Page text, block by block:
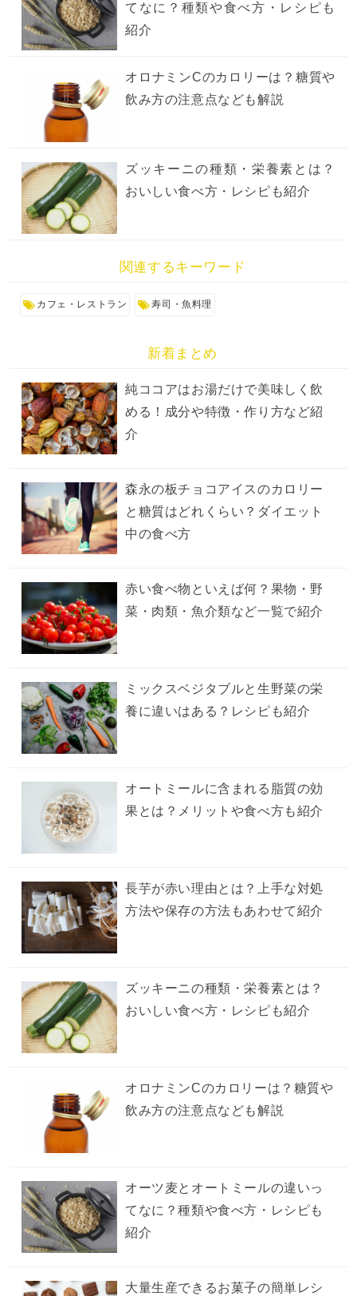
てなに？種類や食べ方・レシピも
紹介
オロナミンCのカロリーは？糖質や
飲み方の注意点なども解説
ズッキーニの種類・栄養素とは？
おいしい食べ方・レシピも紹介
関連するキーワード
カフェ・レストラン 寿司・魚料理
新着まとめ
純ココアはお湯だけで美味しく飲
める！成分や特徴・作り方など紹
介
森永の板チョコアイスのカロリー
と糖質はどれくらい？ダイエット
中の食べ方
赤い食べ物といえば何？果物・野
菜・肉類・魚介類など一覧で紹介
ミックスベジタブルと生野菜の栄
養に違いはある？レシピも紹介
オートミールに含まれる脂質の効
果とは？メリットや食べ方も紹介
長芋が赤い理由とは？上手な対処
方法や保存の方法もあわせて紹介
ズッキーニの種類・栄養素とは？
おいしい食べ方・レシピも紹介
オロナミンCのカロリーは？糖質や
飲み方の注意点なども解説
オーツ麦とオートミールの違いっ
てなに？種類や食べ方・レシピも
紹介
大量生産できるお菓子の簡単レシ